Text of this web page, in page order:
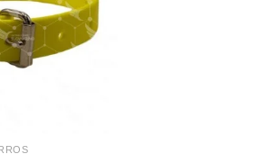
a la
lista de
deseos